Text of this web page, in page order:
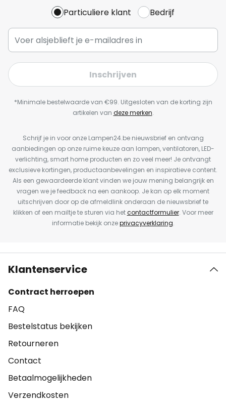
Particuliere klant Bedrijf
Inschrijven
*Minimale bestelwaarde van €99. Uitgesloten van de korting zijn
artikelen van deze merken.
Schrijf je in voor onze Lampen24.be nieuwsbrief en ontvang
aanbiedingen op onze ruime keuze aan lampen, ventilatoren, LED-
verlichting, smart home producten en zo veel meer! Je ontvangt
exclusieve kortingen, productaanbevelingen en inspiratieve content.
Als een gewaardeerde klant vinden we jouw mening belangrijk en
vragen we je feedback na een aankoop. Je kan op elk moment
uitschrijven door op de afmeldlink onderaan de nieuwsbrief te
klikken of een mailtje te sturen via hetcontactformulier. Voor meer
informatie bekijk onzeprivacyverklaring.
Klantenservice
Contract herroepen
FAQ
Bestelstatus bekijken
Retourneren
Contact
Betaalmogelijkheden
Verzendkosten